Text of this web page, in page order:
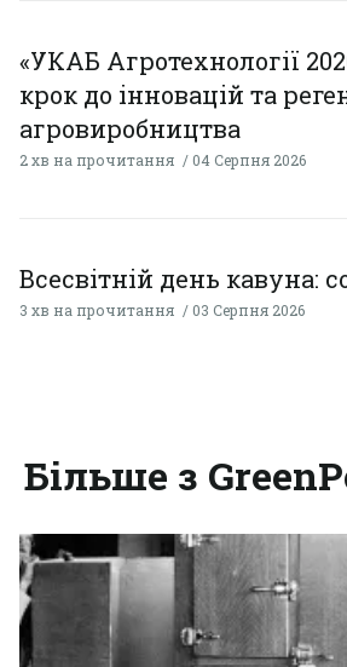
«УКАБ Агротехнології
крок до інновацій та
агровиробництва
2 хв на прочитання 04 Серпня 2026
Всесвітній день кавуна:
3 хв на прочитання 03 Серпня 2026
Більше з